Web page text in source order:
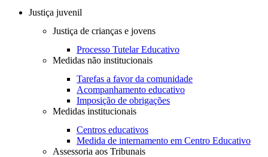
Justiça juvenil
Justiça de crianças e jovens
Processo Tutelar Educativo
Medidas não institucionais
Tarefas a favor da comunidade
Acompanhamento educativo
Imposição de obrigações
Medidas institucionais
Centros educativos
Medida de internamento em Centro Educativo
Assessoria aos Tribunais